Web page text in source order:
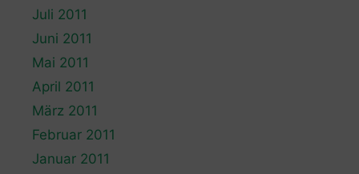
Juli 2011
Juni 2011
Mai 2011
April 2011
März 2011
Februar 2011
Januar 2011